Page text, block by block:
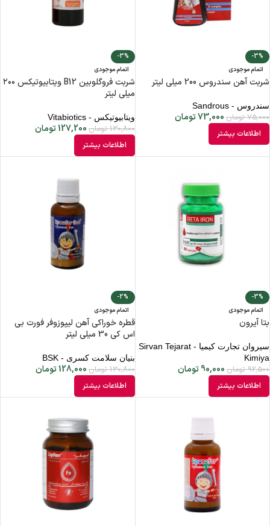
-3%
اتمام موجودی
شربت آهن سندروس 200 میلی لیتر
سندروس - Sandrous
75,000 تومان 73,000تومان
اطلاعات بیشتر
-3%
اتمام موجودی
شربت فروگلوبین B12 ویتابیوتیکس ۲۰۰
میلی لیتر
ویتابیوتیکس - Vitabiotics
130,800 تومان127,200تومان
اطلاعات بیشتر
-3%
اتمام موجودی
بتا آیرون
سیروان تجارت کیمیا - Sirvan Tejarat
Kimiya
92,500 تومان 90,000تومان
اطلاعات بیشتر
-2%
اتمام موجودی
قطره خوراکی آهن لیپوزوفر فورت بی
اس کی 30 میلی لیتر
بنیان سلامت کسری - BSK
130,800 تومان128,000تومان
اطلاعات بیشتر